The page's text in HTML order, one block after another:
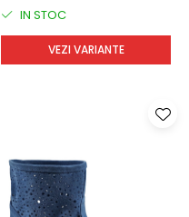
IN STOC
VEZI VARIANTE